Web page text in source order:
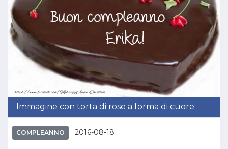
Immagine con torta di rose a forma di cuore
COMPLEANNO 2016-08-18